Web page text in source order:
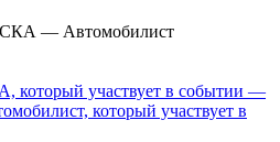
СКА — Автомобилист
—